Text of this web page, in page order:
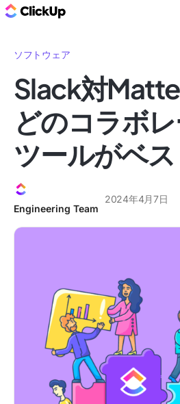
ソフトウェア
Slack対
どのコラボ
ツールがベス
Engineering Team
2024年4月7日